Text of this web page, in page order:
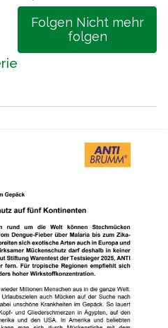
Folgen Nicht mehr
folgen